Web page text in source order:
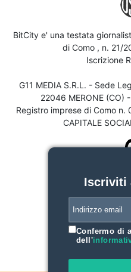
BitCity e' una testata
di Como , n. 21/
Iscrizione
G11 MEDIA S.R.L. - Sede
22046 MERONE (CO)
Registro imprese di Como
CAPITALE
Iscriviti
Confermo di
dell'